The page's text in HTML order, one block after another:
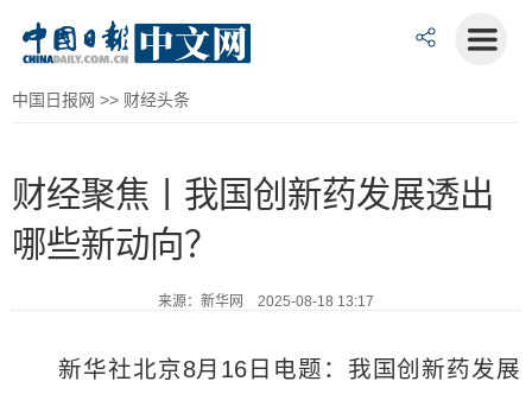
中国日报网 >> 财经头条
财经聚焦丨我国创新药发展透出
哪些新动向？
来源：新华网 2025-08-18 13:17
新华社北京8月16日电题：我国创新药发展